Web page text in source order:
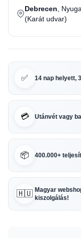
Debrecen ,
(Karát udvar)
✅ 14 nap helyett,
💳 Utánvét vagy
📦 400.000+
🇭🇺 Magyar
kiszolgálás!